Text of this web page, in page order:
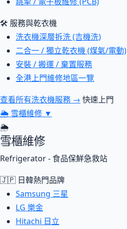
🛠 服務與乾衣機
洗衣機深層拆洗 (吉機洗)
二合一 / 獨立乾衣機 (煤氣/電動)
安裝 / 搬運 / 棄置服務
全港上門維修地區一覽
查看所有洗衣機服務 → 快速上門
🌦 雪櫃維修 ▼
🌦
雪櫃維修
Refrigerator - 食品保鮮急救站
🇯🇵 日韓熱門品牌
Samsung 三星
LG 樂金
Hitachi 日立